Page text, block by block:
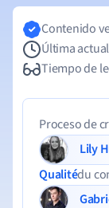
Contenido
Última
Tiempo de
Proceso de
Qualitédu